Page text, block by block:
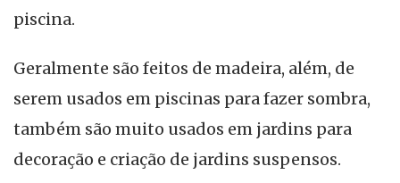
piscina.
Geralmente são feitos de madeira, além, de
serem usados em piscinas para fazer sombra,
também são muito usados em jardins para
decoração e criação de jardins suspensos.